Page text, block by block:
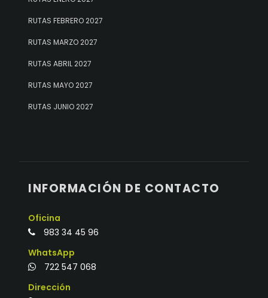
RUTAS FEBRERO 2027
RUTAS MARZO 2027
RUTAS ABRIL 2027
RUTAS MAYO 2027
RUTAS JUNIO 2027
INFORMACIÓN DE CONTACTO
Oficina
983 34 45 96
WhatsApp
722 547 068
Dirección